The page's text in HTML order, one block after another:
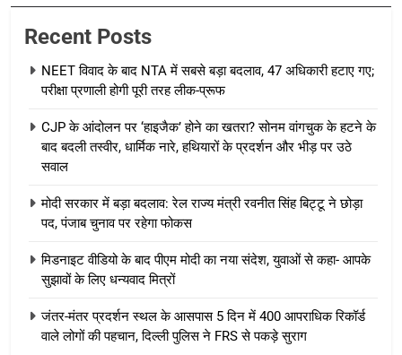
Recent Posts
NEET विवाद के बाद NTA में सबसे बड़ा बदलाव, 47 अधिकारी हटाए गए;
परीक्षा प्रणाली होगी पूरी तरह लीक-प्रूफ
CJP के आंदोलन पर ‘हाइजैक’ होने का खतरा? सोनम वांगचुक के हटने के
बाद बदली तस्वीर, धार्मिक नारे, हथियारों के प्रदर्शन और भीड़ पर उठे
सवाल
मोदी सरकार में बड़ा बदलाव: रेल राज्य मंत्री रवनीत सिंह बिट्टू ने छोड़ा
पद, पंजाब चुनाव पर रहेगा फोकस
मिडनाइट वीडियो के बाद पीएम मोदी का नया संदेश, युवाओं से कहा- आपके
सुझावों के लिए धन्यवाद मित्रों
जंतर-मंतर प्रदर्शन स्थल के आसपास 5 दिन में 400 आपराधिक रिकॉर्ड
वाले लोगों की पहचान, दिल्ली पुलिस ने FRS से पकड़े सुराग